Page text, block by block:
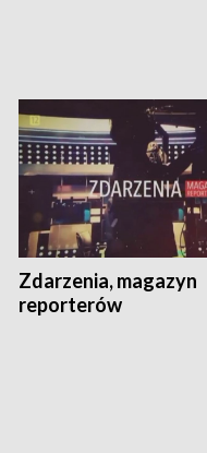
Zdarzenia, magazyn
reporterów